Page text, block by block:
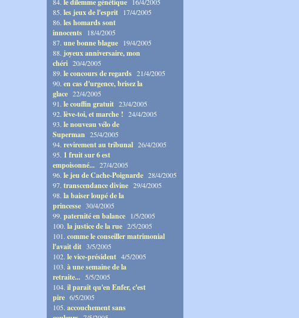
le dilemme génétique
85. les jeux de l'esprit 17/4/2005
86. les homards sont
innocents 18/4/2005
87. une bonne blague 19/4/2005
88. joyeux anniversaire, mon
chéri 20/4/2005
89. le concours de regards 21/4/2005
90. en cas d'urgence, brisez la
glace 22/4/2005
91. le couffin gratuit 23/4/2005
92. lève-toi, et marche ! 24/4/2005
93. le nouveau vélo de
Superman 25/4/2005
94. revirement au tribunal 26/4/2005
95. 1 fruit sur 6 est
empoisonné... 27/4/2005
96. le jeu de Cache-Poignarde 28/4/2005
97. transcendance divine 29/4/2005
98. la baiser loupé de la
princesse 30/4/2005
99. paternité en balance 1/5/2005
100. la justice de la rue 2/5/2005
101. comme le conseiller matrimonial
l'avait dit 3/5/2005
102. le vice-président 4/5/2005
103. à une semaine de la
retraite... 5/5/2005
104. il paraît qu'en Enfer, c'est
pire 6/5/2005
105. accouchement sans